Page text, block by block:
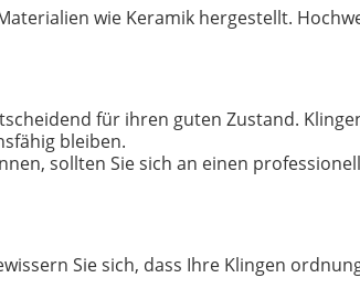
wie Keramik hergestellt.
für ihren guten Zustand.
bleiben.
sollten Sie sich an einen
Sie sich, dass Ihre Klingen